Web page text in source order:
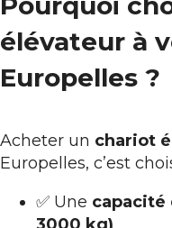
élévateur à
Europelles ?
Acheter un chariot
Europelles, c’est
✅ Une capacité